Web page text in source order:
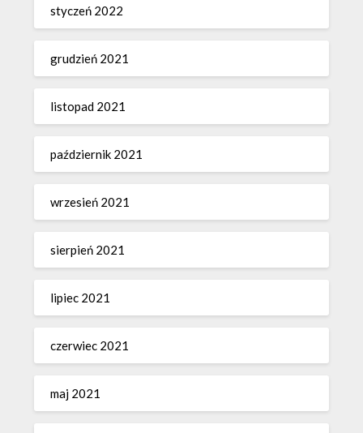
styczeń 2022
grudzień 2021
listopad 2021
październik 2021
wrzesień 2021
sierpień 2021
lipiec 2021
czerwiec 2021
maj 2021